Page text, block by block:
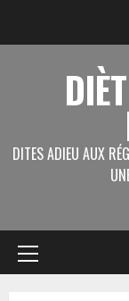
DITES ADIEU AUX
Menu
principal